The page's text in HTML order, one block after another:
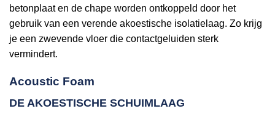
betonplaat en de chape worden ontkoppeld door het
gebruik van een verende akoestische isolatielaag. Zo krijg
je een zwevende vloer die contactgeluiden sterk
vermindert.
Acoustic Foam
DE AKOESTISCHE SCHUIMLAAG